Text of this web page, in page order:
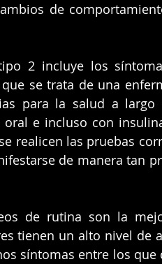
de
2 incluye los
se trata de una
para la salud a
e incluso con
realicen las pruebas
de manera tan
de rutina son la
tienen un alto nivel de
síntomas entre los